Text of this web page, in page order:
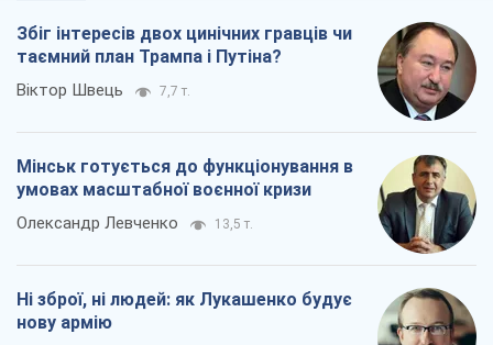
Збіг інтересів двох цинічних гравців чи
таємний план Трампа і Путіна?
Віктор Швець 7,7 т.
Мінськ готується до функціонування в
умовах масштабної воєнної кризи
Олександр Левченко 13,5 т.
Ні зброї, ні людей: як Лукашенко будує
нову армію